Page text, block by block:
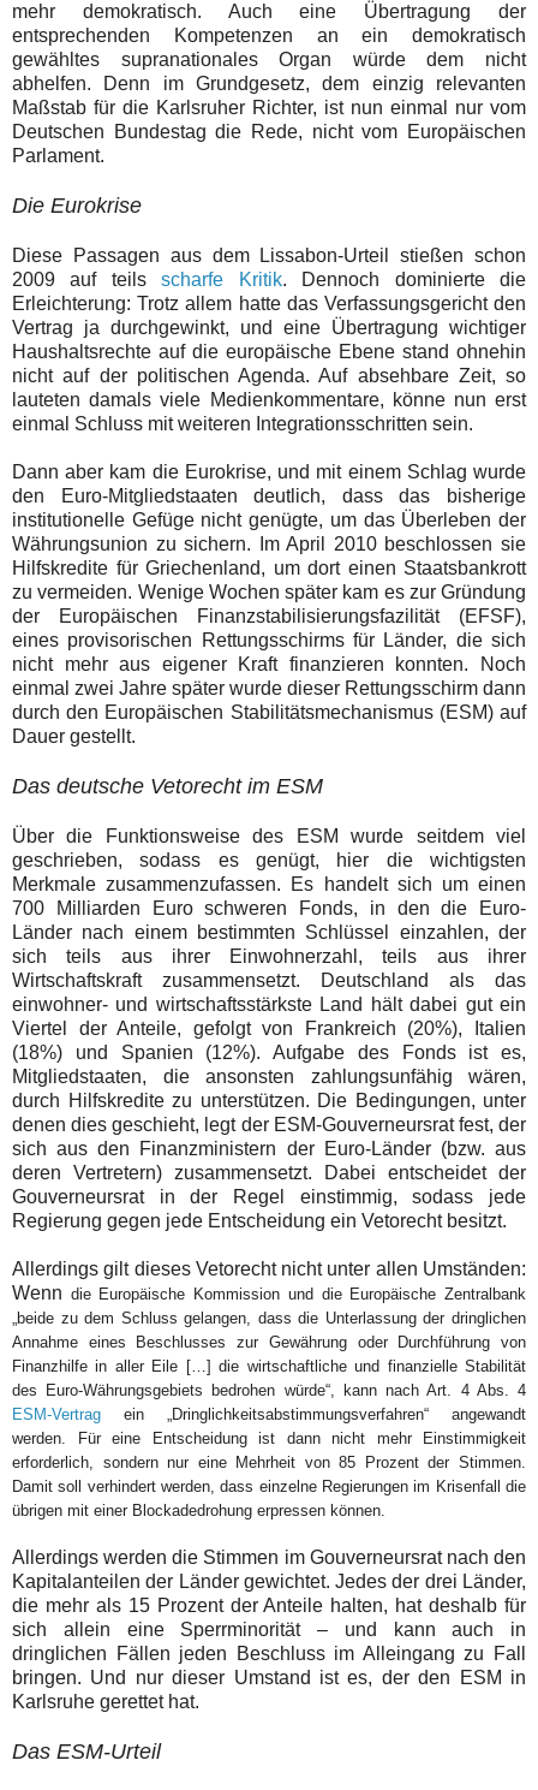
mehr demokratisch. Auch eine Übertragung der
entsprechenden Kompetenzen an ein demokratisch
gewähltes supranationales Organ würde dem nicht
abhelfen. Denn im Grundgesetz, dem einzig relevanten
Maßstab für die Karlsruher Richter, ist nun einmal nur vom
Deutschen Bundestag die Rede, nicht vom Europäischen
Parlament.
Die Eurokrise
Diese Passagen aus dem Lissabon-Urteil stießen schon
2009 auf teilsscharfe Kritik. Dennoch dominierte die
Erleichterung: Trotz allem hatte das Verfassungsgericht den
Vertrag ja durchgewinkt, und eine Übertragung wichtiger
Haushaltsrechte auf die europäische Ebene stand ohnehin
nicht auf der politischen Agenda. Auf absehbare Zeit, so
lauteten damals viele Medienkommentare, könne nun erst
einmal Schluss mit weiteren Integrationsschritten sein.
Dann aber kam die Eurokrise, und mit einem Schlag wurde
den Euro-Mitgliedstaaten deutlich, dass das bisherige
institutionelle Gefüge nicht genügte, um das Überleben der
Währungsunion zu sichern. Im April 2010 beschlossen sie
Hilfskredite für Griechenland, um dort einen Staatsbankrott
zu vermeiden. Wenige Wochen später kam es zur Gründung
der Europäischen Finanzstabilisierungsfazilität (EFSF),
eines provisorischen Rettungsschirms für Länder, die sich
nicht mehr aus eigener Kraft finanzieren konnten. Noch
einmal zwei Jahre später wurde dieser Rettungsschirm dann
durch den Europäischen Stabilitätsmechanismus (ESM) auf
Dauer gestellt.
Das deutsche Vetorecht im ESM
Über die Funktionsweise des ESM wurde seitdem viel
geschrieben, sodass es genügt, hier die wichtigsten
Merkmale zusammenzufassen. Es handelt sich um einen
700 Milliarden Euro schweren Fonds, in den die Euro-
Länder nach einem bestimmten Schlüssel einzahlen, der
sich teils aus ihrer Einwohnerzahl, teils aus ihrer
Wirtschaftskraft zusammensetzt. Deutschland als das
einwohner- und wirtschaftsstärkste Land hält dabei gut ein
Viertel der Anteile, gefolgt von Frankreich (20%), Italien
(18%) und Spanien (12%). Aufgabe des Fonds ist es,
Mitgliedstaaten, die ansonsten zahlungsunfähig wären,
durch Hilfskredite zu unterstützen. Die Bedingungen, unter
denen dies geschieht, legt der ESM-Gouverneursrat fest, der
sich aus den Finanzministern der Euro-Länder (bzw. aus
deren Vertretern) zusammensetzt. Dabei entscheidet der
Gouverneursrat in der Regel einstimmig, sodass jede
Regierung gegen jede Entscheidung ein Vetorecht besitzt.
Allerdings gilt dieses Vetorecht nicht unter allen Umständen:
Wenn die Europäische Kommission und die Europäische Zentralbank
„beide zu dem Schluss gelangen, dass die Unterlassung der dringlichen
Annahme eines Beschlusses zur Gewährung oder Durchführung von
Finanzhilfe in aller Eile […] die wirtschaftliche und finanzielle Stabilität
des Euro-Währungsgebiets bedrohen würde“, kann nach Art. 4 Abs. 4
ESM-Vertrag
ein „Dringlichkeitsabstimmungsverfahren“ angewandt
werden. Für eine Entscheidung ist dann nicht mehr Einstimmigkeit
erforderlich, sondern nur eine Mehrheit von 85 Prozent der Stimmen.
Damit soll verhindert werden, dass einzelne Regierungen im Krisenfall die
übrigen mit einer Blockadedrohung erpressen können.
Allerdings werden die Stimmen im Gouverneursrat nach den
Kapitalanteilen der Länder gewichtet. Jedes der drei Länder,
die mehr als 15 Prozent der Anteile halten, hat deshalb für
sich allein eine Sperrminorität – und kann auch in
dringlichen Fällen jeden Beschluss im Alleingang zu Fall
bringen. Und nur dieser Umstand ist es, der den ESM in
Karlsruhe gerettet hat.
Das ESM-Urteil